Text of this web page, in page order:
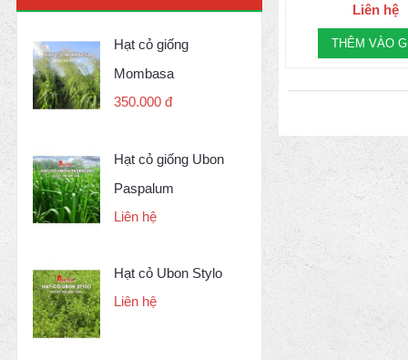
Hạt cỏ giống
Mombasa
350.000 đ
Hạt cỏ giống Ubon
Paspalum
Liên hệ
Hạt cỏ Ubon Stylo
Liên hệ
Liên hệ
THÊM VÀO